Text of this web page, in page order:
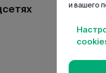
и вашего